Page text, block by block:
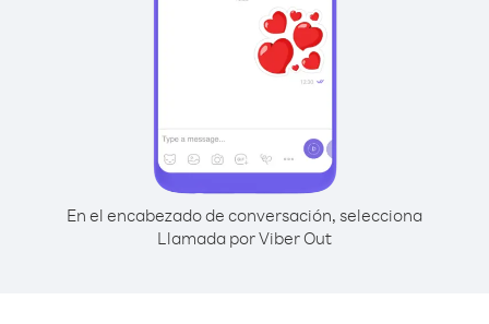
En el encabezado de conversación, selecciona
Llamada por Viber Out